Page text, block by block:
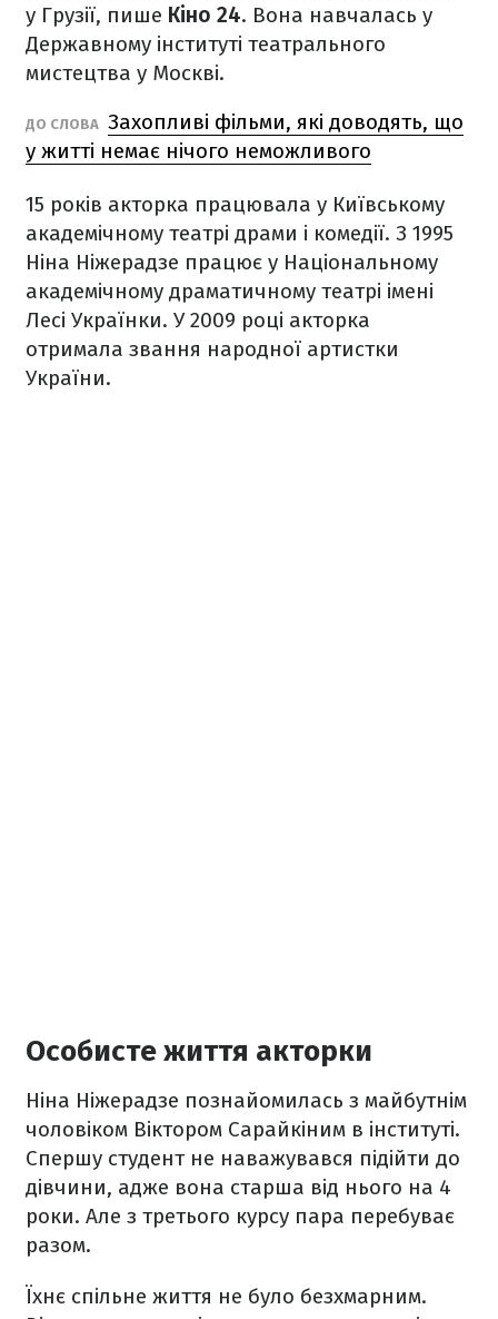
у Грузії, пише Кіно 24. Вона навчалась у
Державному інституті театрального
мистецтва у Москві.
ДО СЛОВА Захопливі фільми, які доводять, що
у житті немає нічого неможливого
15 років акторка працювала у Київському
академічному театрі драми і комедії. З 1995
Ніна Ніжерадзе працює у Національному
академічному драматичному театрі імені
Лесі Українки. У 2009 році акторка
отримала звання народної артистки
України.
Особисте життя акторки
Ніна Ніжерадзе познайомилась з майбутнім
чоловіком Віктором Сарайкіним в інституті.
Спершу студент не наважувався підійти до
дівчини, адже вона старша від нього на 4
роки. Але з третього курсу пара перебуває
разом.
Їхнє спільне життя не було безхмарним.